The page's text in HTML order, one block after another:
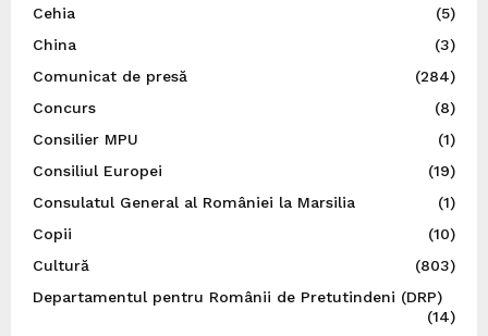
Cehia
(5)
China
(3)
Comunicat de presă
(284)
Concurs
(8)
Consilier MPU
(1)
Consiliul Europei
(19)
Consulatul General al României la Marsilia
(1)
Copii
(10)
Cultură
(803)
Departamentul pentru Românii de Pretutindeni (DRP)
(14)